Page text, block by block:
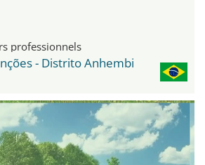
professionnels
- Distrito Anhembi